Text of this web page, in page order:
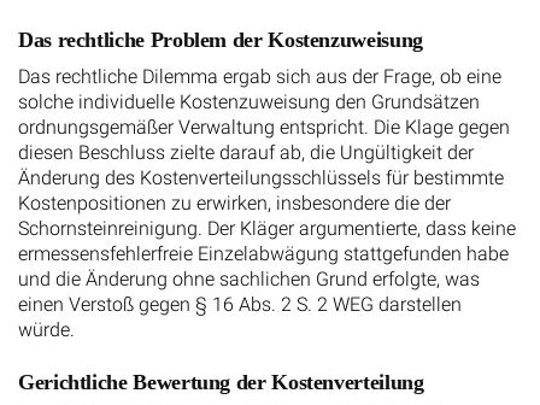
Das rechtliche Problem der Kostenzuweisung
Das rechtliche Dilemma ergab sich aus der Frage, ob eine
solche individuelle Kostenzuweisung den Grundsätzen
ordnungsgemäßer Verwaltung entspricht. Die Klage gegen
diesen Beschluss zielte darauf ab, die Ungültigkeit der
Änderung des Kostenverteilungsschlüssels für bestimmte
Kostenpositionen zu erwirken, insbesondere die der
Schornsteinreinigung. Der Kläger argumentierte, dass keine
ermessensfehlerfreie Einzelabwägung stattgefunden habe
und die Änderung ohne sachlichen Grund erfolgte, was
einen Verstoß gegen § 16 Abs. 2 S. 2 WEG darstellen
würde.
Gerichtliche Bewertung der Kostenverteilung